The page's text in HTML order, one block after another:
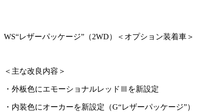
WS“レザーパッケージ”（2WD）＜オプション装着車＞
＜主な改良内容＞
・ 外板色にエモーショナルレッドⅢを新設定
・内装色にオーカーを新設定 （G“レザーパッケージ”）